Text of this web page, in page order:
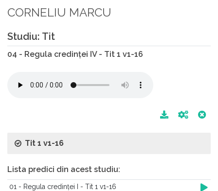
CORNELIU MARCU
Studiu: Tit
04 - Regula credinței IV - Tit 1 v1-16
Tit 1 v1-16
Lista predici din acest studiu:
01 - Regula credinței I - Tit 1 v1-16